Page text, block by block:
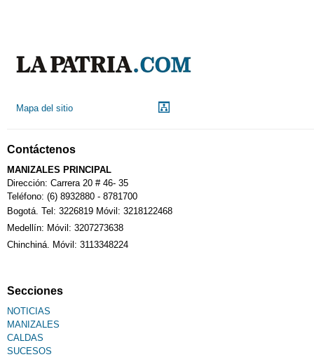
Calendario Tributario
Sudoku
Mapa del sitio
Contáctenos
MANIZALES PRINCIPAL
Dirección: Carrera 20 # 46- 35
Teléfono: (6) 8932880 - 8781700
Bogotá. Tel: 3226819 Móvil: 3218122468
Medellín: Móvil: 3207273638
Chinchiná. Móvil: 3113348224
Secciones
NOTICIAS
MANIZALES
CALDAS
SUCESOS